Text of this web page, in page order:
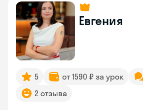
Евгения
5 от 1590 ₽ за урок
2 отзыва